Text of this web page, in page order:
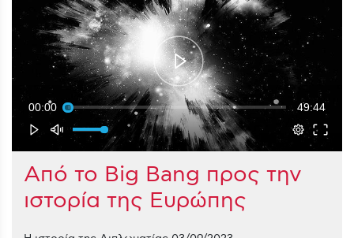
00:00 49:44
Aπό το Big Bang προς την
ιστορία της Ευρώπης